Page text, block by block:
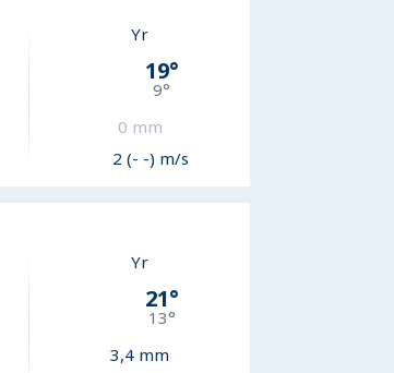
Yr
19°
9°
0 mm
2 (- -) m/s
Yr
21°
13°
3,4 mm